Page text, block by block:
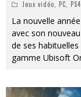
Jeux vidéo PC PS4
La nouvelle
avec son
de ses
gamme Ubisoft